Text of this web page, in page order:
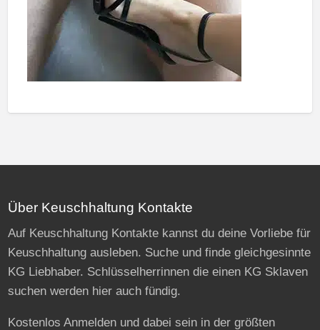
Über Keuschhaltung Kontakte
Auf Keuschhaltung Kontakte kannst du deine Vorliebe für
Keuschhaltung ausleben. Suche und finde gleichgesinnte
KG Liebhaber. Schlüsselherrinnen die einen KG Sklaven
suchen werden hier auch fündig.
Kostenlos Anmelden und dabei sein in der größten